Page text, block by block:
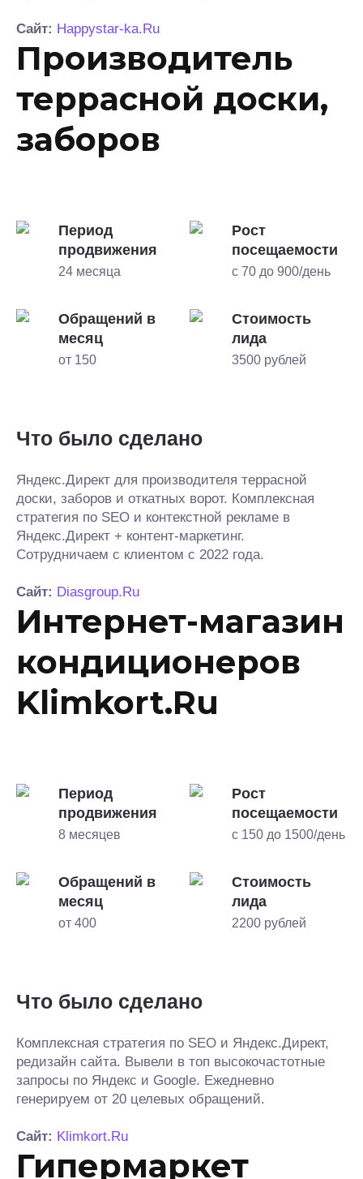
Сайт: Happystar-ka.Ru
Производитель
террасной доски,
заборов
Период
продвижения
24 месяца
Рост
посещаемости
с 70 до 900/день
Обращений в
месяц
от 150
Стоимость
лида
3500 рублей
Что было сделано
Яндекс.Директ для производителя террасной
доски, заборов и откатных ворот. Комплексная
стратегия по SEO и контекстной рекламе в
Яндекс.Директ + контент-маркетинг.
Сотрудничаем с клиентом с 2022 года.
Сайт: Diasgroup.Ru
Интернет-магазин
кондиционеров
Klimkort.Ru
Период
продвижения
8 месяцев
Рост
посещаемости
с 150 до 1500/день
Обращений в
месяц
от 400
Стоимость
лида
2200 рублей
Что было сделано
Комплексная стратегия по SEO и Яндекс.Директ,
редизайн сайта. Вывели в топ высокочастотные
запросы по Яндекс и Google. Ежедневно
генерируем от 20 целевых обращений.
Сайт: Klimkort.Ru
Гипермаркет